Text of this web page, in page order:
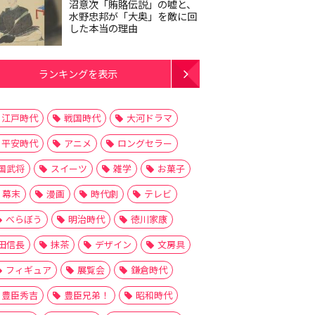
沼意次「賄賂伝説」の嘘と、
水野忠邦が「大奥」を敵に回
した本当の理由
ランキングを表示
江戸時代 戦国時代
大河ドラマ
平安時代
アニメ
ロングセラー
武将
スイーツ 雑学
お菓子
幕末
漫画 時代劇
テレビ
べらぼう
明治時代
徳川家康
信長
抹茶 デザイン
文房具
フィギュア
展覧会
鎌倉時代
豊臣秀吉
豊臣兄弟！
昭和時代